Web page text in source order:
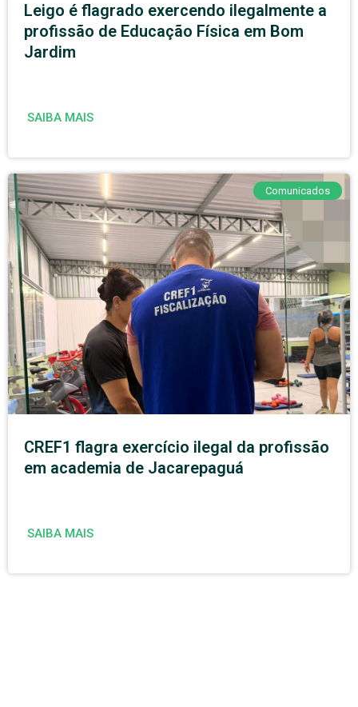
Leigo é flagrado exercendo ilegalmente a
profissão de Educação Física em Bom
Jardim
SAIBA MAIS
Comunicados
CREF1 flagra exercício ilegal da profissão
em academia de Jacarepaguá
SAIBA MAIS